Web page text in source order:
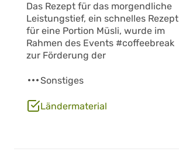
Das Rezept für das morgendliche
Leistungstief, ein schnelles Rezept
für eine Portion Müsli, wurde im
Rahmen des Events #coffeebreak
zur Förderung der
Sonstiges
Ländermaterial